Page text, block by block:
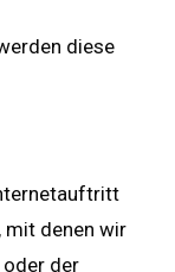
diese
mit denen wir
oder der